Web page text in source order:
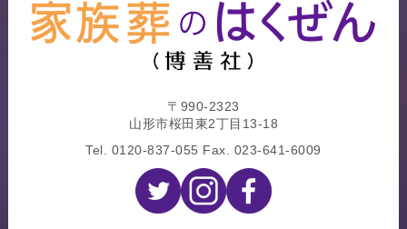
〒990-2323
山形市桜田東2丁目13-18
Tel. 0120-837-055 Fax. 023-641-6009